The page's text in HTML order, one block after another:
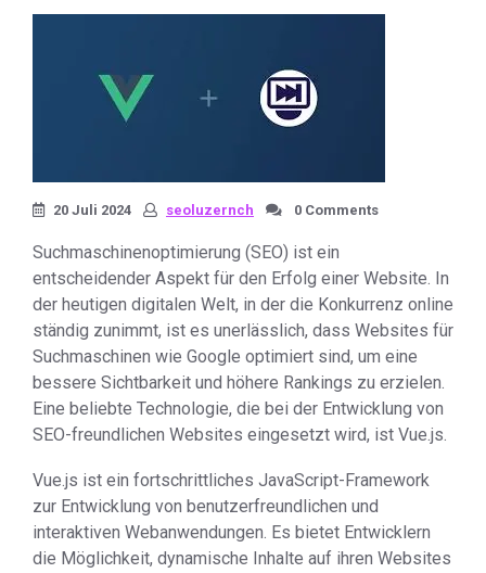
20 Juli 2024 seoluzernch 0 Comments
Suchmaschinenoptimierung (SEO) ist ein
entscheidender Aspekt für den Erfolg einer Website. In
der heutigen digitalen Welt, in der die Konkurrenz online
ständig zunimmt, ist es unerlässlich, dass Websites für
Suchmaschinen wie Google optimiert sind, um eine
bessere Sichtbarkeit und höhere Rankings zu erzielen.
Eine beliebte Technologie, die bei der Entwicklung von
SEO-freundlichen Websites eingesetzt wird, ist Vue.js.
Vue.js ist ein fortschrittliches JavaScript-Framework
zur Entwicklung von benutzerfreundlichen und
interaktiven Webanwendungen. Es bietet Entwicklern
die Möglichkeit, dynamische Inhalte auf ihren Websites